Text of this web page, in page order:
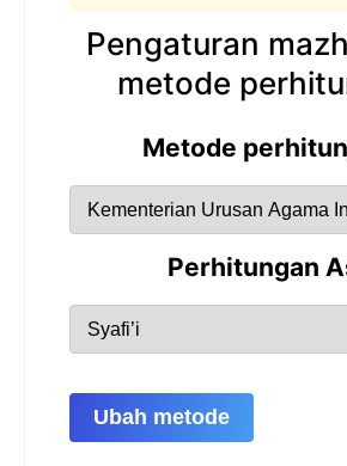
Pengaturan
metode
Metode
Perhitungan
Ubah metode